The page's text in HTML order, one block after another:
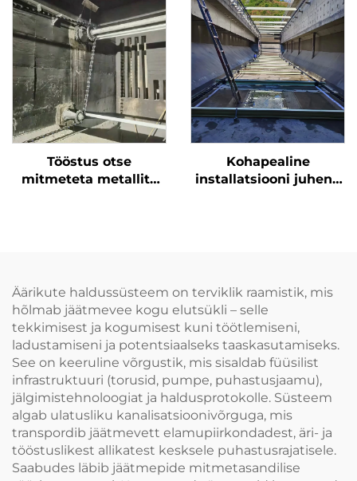
kasutatakse
lähtevetete
töötluslaosluses
Tööstus otse
mitmeteta metallita
Kohapealine
installatsiooni juhend
Äärikute haldussüsteem on terviklik raamistik, mis
hõlmab jäätmevee kogu elutsükli – selle
tekkimisest ja kogumisest kuni töötlemiseni,
ladustamiseni ja potentsiaalseks taaskasutamiseks.
See on keeruline võrgustik, mis sisaldab füüsilist
infrastruktuuri (torusid, pumpe, puhastusjaamu),
jälgimistehnoloogiat ja haldusprotokolle. Süsteem
algab ulatusliku kanalisatsioonivõrguga, mis
transpordib jäätmevett elamupiirkondadest, äri- ja
tööstuslikest allikatest kesksele puhastusrajatisele.
Saabudes läbib jäätmepide mitmetasandilise